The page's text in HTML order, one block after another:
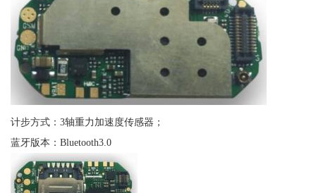
计步方式：3轴重力加速度传感器；
蓝牙版本：Bluetooth3.0